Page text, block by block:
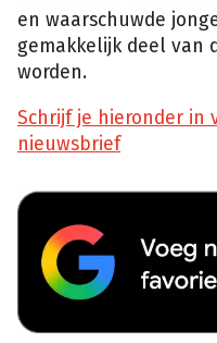
en waarschuwde
gemakkelijk deel van
worden.
Schrijf je hieronder in
nieuwsbrief